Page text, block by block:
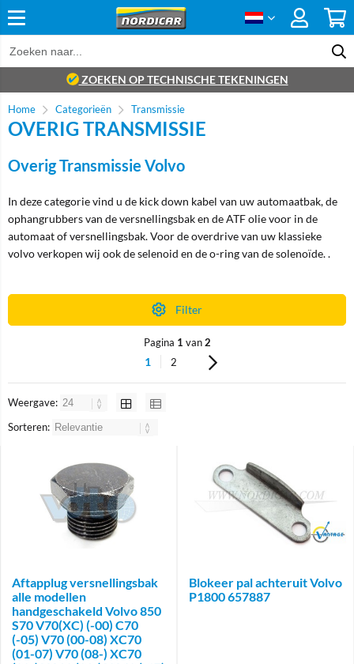
ZOEKEN OP TECHNISCHE TEKENINGEN
Home Categorieën Transmissie
OVERIG TRANSMISSIE
Overig Transmissie Volvo
In deze categorie vind u de kick down kabel van uw automaatbak, de
ophangrubbers van de versnellingsbak en de ATF olie voor in de
automaat of versnellingsbak. Voor de overdrive van uw klassieke
volvo verkopen wij ook de selenoid en de o-ring van de solenoïde. .
Filter
Pagina 1 van2
1 2
Weergave:
Sorteren:
Aftapplug versnellingsbak
alle modellen
handgeschakeld Volvo 850
S70 V70(XC) (-00) C70
(-05) V70 (00-08) XC70
(01-07) V70 (08-) XC70
Brand
Blokeer pal achteruit Volvo
P1800 657887